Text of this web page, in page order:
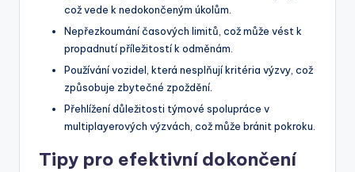
což vede k nedokončeným úkolům.
Nepřezkoumání časových limitů, což může vést k
propadnutí příležitostí k odměnám.
Používání vozidel, která nesplňují kritéria výzvy, což
způsobuje zbytečné zpoždění.
Přehlížení důležitosti týmové spolupráce v
multiplayerových výzvách, což může bránit pokroku.
Tipy pro efektivní dokončení